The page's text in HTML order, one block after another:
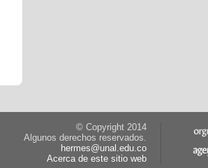
© Copyright 2014
Algunos derechos reservados.
hermes@unal.edu.co
Acerca de este sitio web